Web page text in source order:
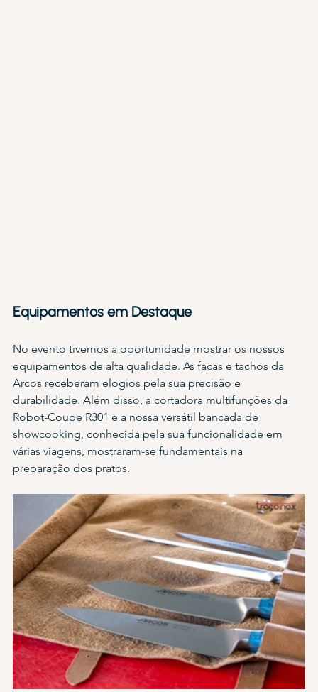
Equipamentos em Destaque
No evento tivemos a oportunidade mostrar os nossos
equipamentos de alta qualidade. As facas e tachos da
Arcos receberam elogios pela sua precisão e
durabilidade. Além disso, a cortadora multifunções da
Robot-Coupe R301 e a nossa versátil bancada de
showcooking, conhecida pela sua funcionalidade em
várias viagens, mostraram-se fundamentais na
preparação dos pratos.